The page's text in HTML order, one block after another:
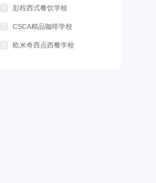
彭程西式餐饮学校
CSCA精品咖啡学校
欧米奇西点西餐学校